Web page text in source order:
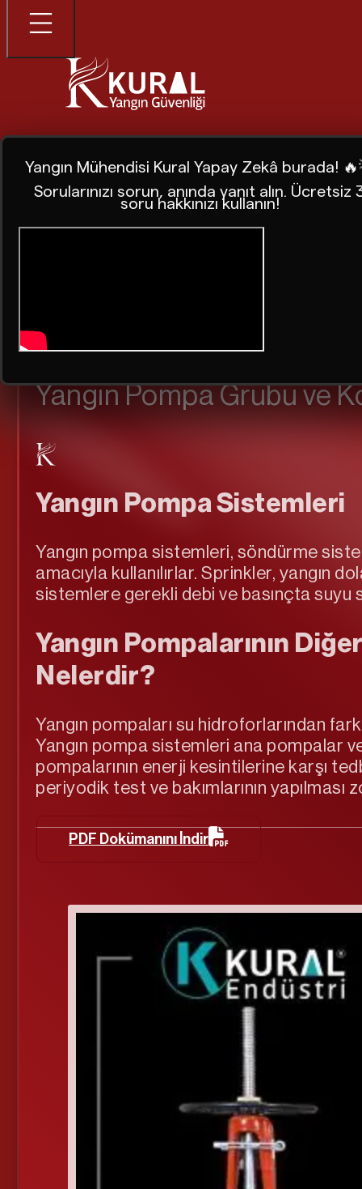
Yangın Pompa Grubu ve
Yangın Pompa Sistemleri
Yangın pompa sistemleri, söndürme
amacıyla kullanılırlar. Sprinkler, yangın
sistemlere gerekli debi ve basınçta suyu
Yangın Pompalarının
Nelerdir?
Yangın pompaları su hidroforlarından
Yangın pompa sistemleri ana pompalar
pompalarının enerji kesintilerine karşı
periyodik test ve bakımlarının yapılması
PDF Dokümanını İndir
Yangın Mühendisi Kural Yapay Zekâ burada!
Sorularınızı sorun, anında yanıt alın. Ücretsiz
soru hakkınızı kullanın!